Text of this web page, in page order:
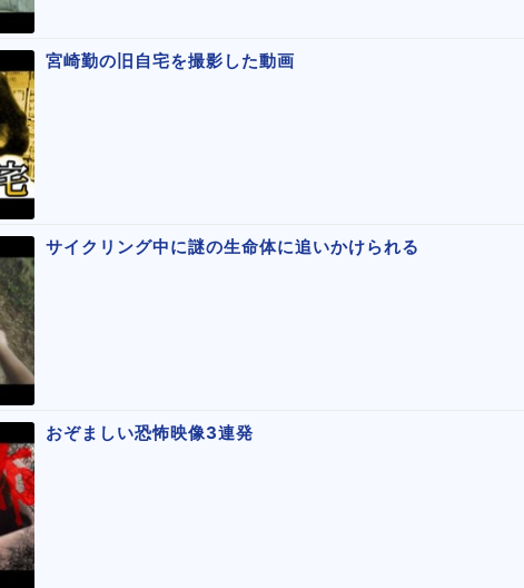
宮崎勤の旧自宅を撮影した動画
サイクリング中に謎の生命体に追いかけられる
おぞましい恐怖映像3連発